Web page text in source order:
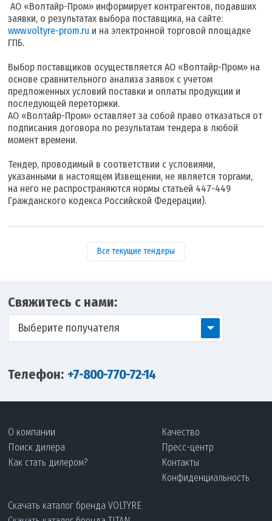
АО «Волтайр-Пром» информирует контрагентов, подавших
заявки, о результатах выбора поставщика, на сайте:
www.voltyre-prom.ru и на электронной торговой площадке
ГПБ.
Выбор поставщиков осуществляется АО «Волтайр-Пром» на
основе сравнительного анализа заявок с учетом
предложенных условий поставки и оплаты продукции и
последующей переторжки.
АО «Волтайр-Пром» оставляет за собой право отказаться от
подписания договора по результатам тендера в любой
момент времени.
Тендер, проводимый в соответствии с условиями,
указанными в настоящем Извещении, не является торгами,
на него не распространяются нормы статьей 447-449
Гражданского кодекса Российской Федерации).
Все текущие тендеры
Свяжитесь с нами:
Выберите получателя
Телефон: +7-800-770-72-14
О компании
Поиск дилера
Как стать дилером?
Качество
Пресс-центр
Контакты
Конфиденциальность
Скачать каталог бренда VOLTYRE